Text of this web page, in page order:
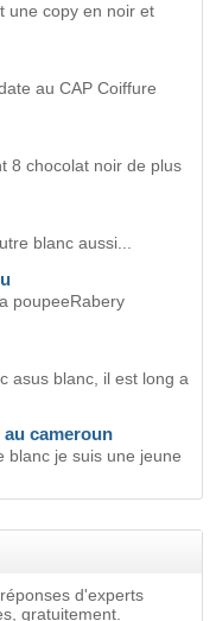
une copy en noir et
au CAP Coiffure
8 chocolat noir de plus
blanc aussi...
poupeeRabery
asus blanc, il est long a
cameroun
blanc je suis une jeune
d'experts
gratuitement.